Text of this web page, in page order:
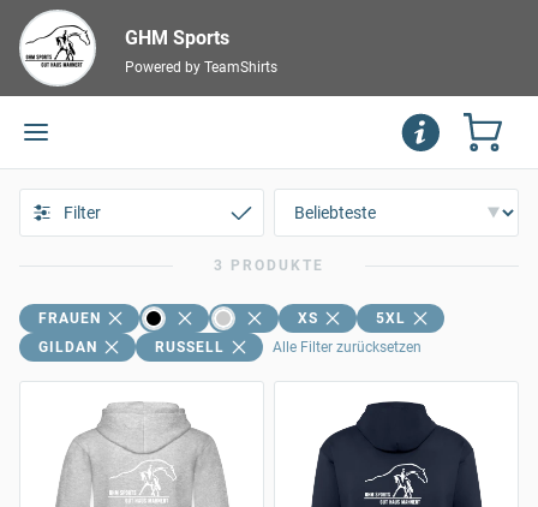
GHM Sports
Powered by TeamShirts
Filter
3 PRODUKTE
FRAUEN XS
5XL
GILDAN
RUSSELL Alle Filter zurücksetzen